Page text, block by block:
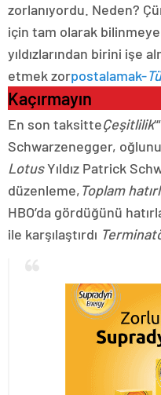
zorlanıyordu. Neden?
için tam olarak
yıldızlarından birini işe
etmek zorpostalamak-
Kaçırmayın
En son taksitteÇeşitlilik
Schwarzenegger,
LotusYıldız Patrick
düzenleme,Toplam
HBO’da gördüğünü
ile karşılaştırdı